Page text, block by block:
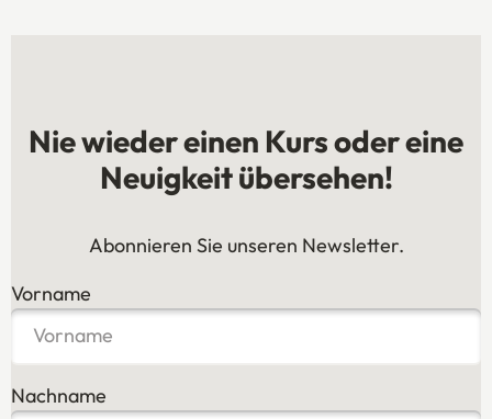
Nie wieder einen Kurs oder eine
Neuigkeit übersehen!
Abonnieren Sie unseren Newsletter.
Vorname
Nachname